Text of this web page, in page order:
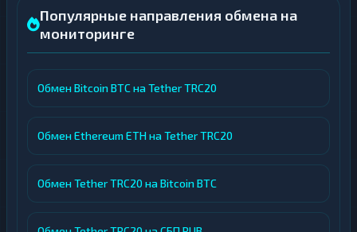
Популярные направления обмена на
мониторинге
Обмен Bitcoin BTC на Tether TRC20
Обмен Ethereum ETH на Tether TRC20
Обмен Tether TRC20 на Bitcoin BTC